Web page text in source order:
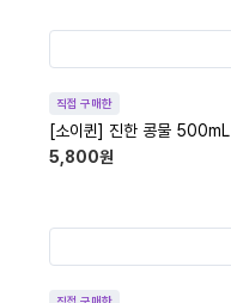
직접 구매한
[소이퀸] 진한 콩물 500mL
5,800원